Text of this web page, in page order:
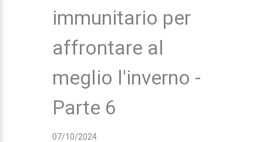
immunitario per
affrontare al
meglio l'inverno -
Parte 6
07/10/2024